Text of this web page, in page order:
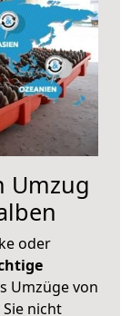
Umzug
oder
Umzüge von
nicht